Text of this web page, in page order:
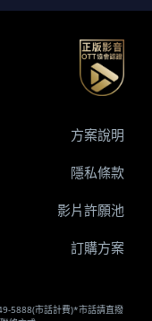
5888(市話計費)*市話請直撥
方案說明
隱私條款
影片許願池
訂購方案